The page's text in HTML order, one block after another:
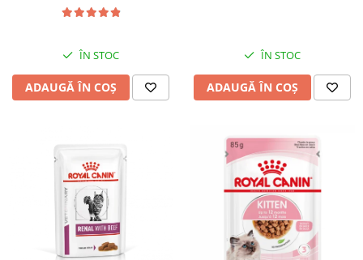
ÎN STOC
ADAUGĂ ÎN COȘ
ÎN STOC
ADAUGĂ ÎN COȘ